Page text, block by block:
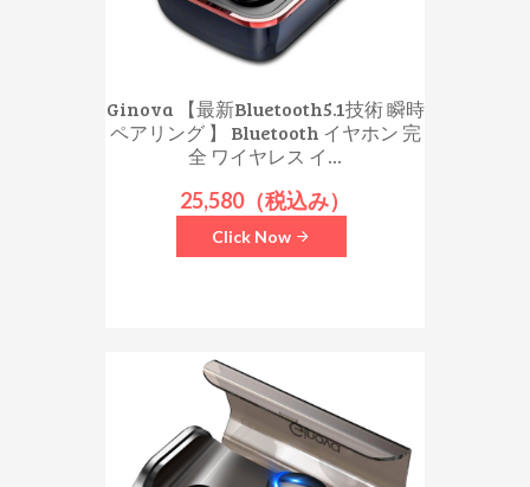
Ginova 【最新Bluetooth5.1技術 瞬時
ペアリング 】 Bluetooth イヤホン 完
全 ワイヤレス イ...
25,580（税込み）
Click Now